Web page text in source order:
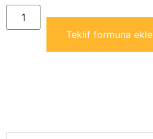
Teklif formuna ekle